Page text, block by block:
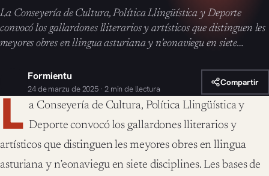
La Conseyería de Cultura, Política Llingüística y Deporte
convocó los gallardones lliterarios y artísticos que distinguen les
meyores obres en llingua asturiana y n’eonaviegu en siete…
Formientu
24 de marzu de 2025 · 2 min de llectura
Compartir
L a Conseyería de Cultura, Política Llingüística y
Deporte convocó los gallardones lliterarios y
artísticos que distinguen les meyores obres en llingua
asturiana y n’eonaviegu en siete disciplines. Les bases de